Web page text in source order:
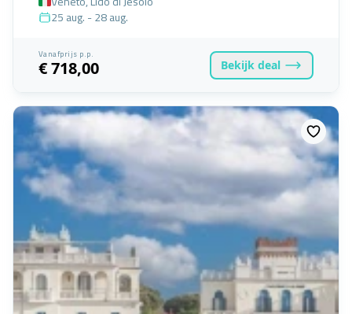
25 aug. - 28 aug.
Vanafprijs p.p.
€ 718,00 Bekijk deal